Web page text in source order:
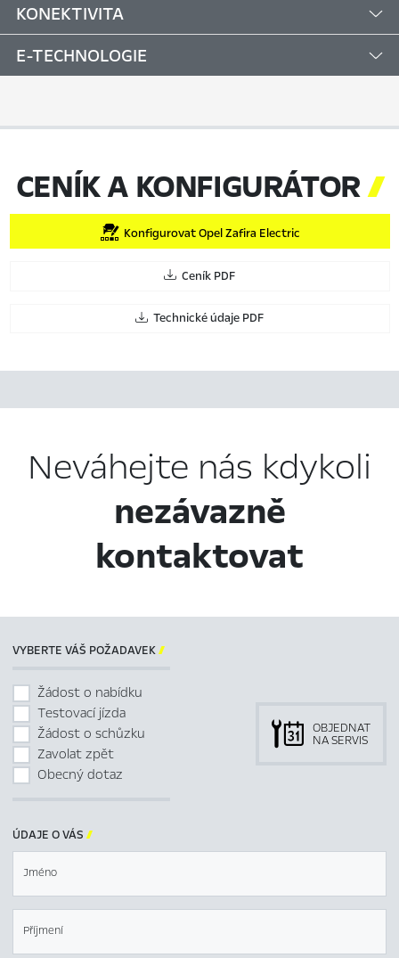
KONEKTIVITA
E-TECHNOLOGIE
CENÍK A KONFIGURÁTOR
Konfigurovat Opel Zafira Electric
Ceník PDF
Technické údaje PDF
Neváhejte nás kdykoli
nezávazně
kontaktovat
VYBERTE VÁŠ POŽADAVEK
Žádost o nabídku
Testovací jízda
Žádost o schůzku
Zavolat zpět
Obecný dotaz
OBJEDNAT
NA SERVIS
ÚDAJE O VÁS 
Jméno
Příjmení